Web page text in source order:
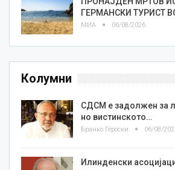
ГЕРМАНСКИ ТУРИСТ
МИА 06/08/2026
Колумни
СДСМ е задолжен за
но вистинското…
Бранко Героски 06/08/
Илинденски